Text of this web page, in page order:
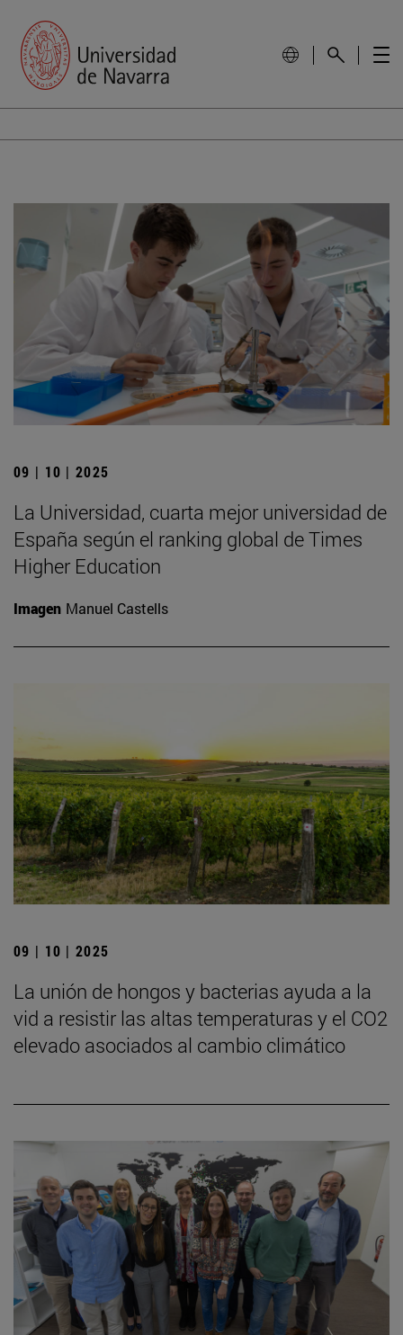
09 | 10 | 2025
La Universidad, cuarta mejor universidad de
España según el ranking global de Times
Higher Education
Imagen Manuel Castells
09 | 10 | 2025
La unión de hongos y bacterias ayuda a la
vid a resistir las altas temperaturas y el CO2
elevado asociados al cambio climático